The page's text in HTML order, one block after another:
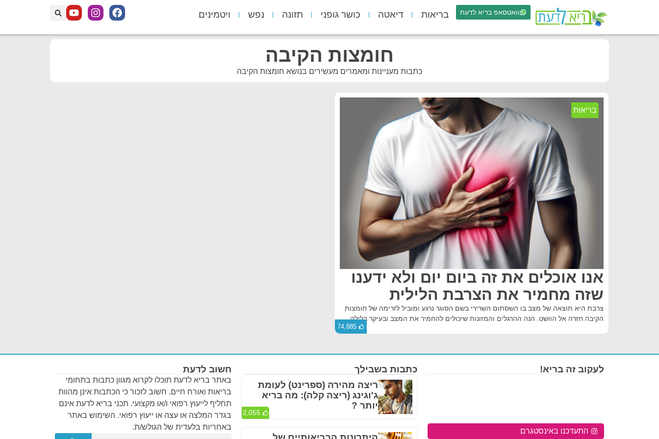
וואטסאפ בריא לדעת בריאות דיאטה כושר גופני תזונה נפש ויטמינים
חומצות הקיבה
כתבות מעניינות ומאמרים מעשירים בנושא חומצות הקיבה
בריאות
אנו אוכלים את זה ביום יום ולא ידענו
שזה מחמיר את הצרבת הלילית
צרבת היא תוצאה של מצב בו השסתום השרירי בשם הסוגר נרגע ומוביל לזרימה של חומצות
הקיבה חזרה אל הוושט. הנה ההרגלים והמזונות שיכולים להחמיר את המצב ובעיקר בלילה.
74,885
חשוב לדעת
באתר בריא לדעת תוכלו לקרוא מגוון כתבות בתחומי
בריאות ואורח חיים. חשוב לזכור כי הכתבות אינן מהוות
תחליף לייעוץ רפואי ו/או מקצועי. תכני בריא לדעת אינם
בגדר המלצה או עצה או ייעוץ רפואי. השימוש באתר
באחריות בלעדית של הגולש/ת.
כתבות בשבילך
ריצה מהירה (ספרינט) לעומת
ג'וגינג (ריצה קלה): מה בריא
יותר ?
2,055
לעקוב זה בריא!
התעדכנו באינסטגרם